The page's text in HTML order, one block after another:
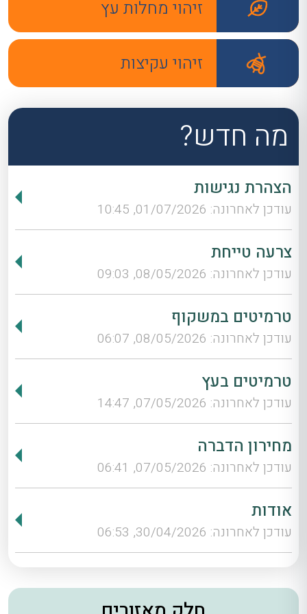
זיהוי מחלות עץ
זיהוי עקיצות
מה חדש?
הצהרת נגישות
עודכן לאחרונה: 01/07/2026, 10:45
צרעה טייחת
עודכן לאחרונה: 08/05/2026, 09:03
טרמיטים במשקוף
עודכן לאחרונה: 08/05/2026, 06:07
טרמיטים בעץ
עודכן לאחרונה: 07/05/2026, 14:47
מחירון הדברה
עודכן לאחרונה: 07/05/2026, 06:41
אודות
עודכן לאחרונה: 30/04/2026, 06:53